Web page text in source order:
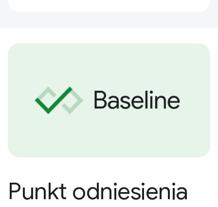
Punkt odniesienia